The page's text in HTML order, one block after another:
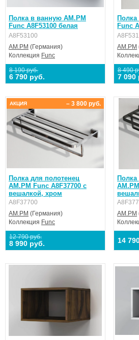
Полка в ванную AM.PM
Func A8F53100 белая
A8F53100
AM.PM (Германия)
Коллекция Func
8 190 руб.
6 790 руб.
Func
AM.PM
8 490
7 090
Полка для полотенец
AM.PM Func A8F37700 с
вешалкой, хром
A8F37700
AM.PM (Германия)
Коллекция Func
12 790 руб.
8 990 руб.
– 3 800 руб.
АКЦИЯ
AM.PM
14